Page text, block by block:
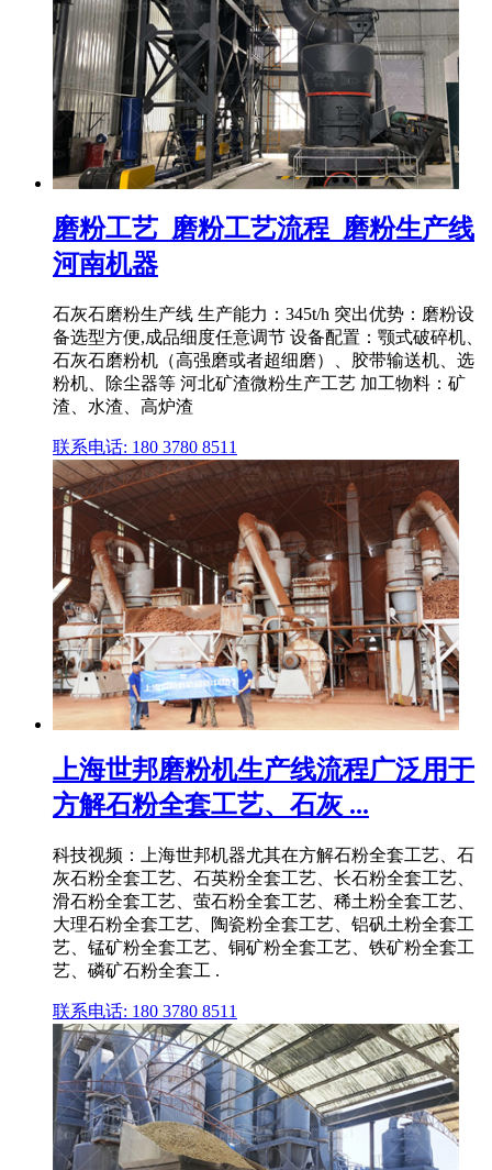
磨粉工艺_磨粉工艺流程_磨粉生产线
河南机器
石灰石磨粉生产线 生产能力：345t/h 突出优势：磨粉设
备选型方便,成品细度任意调节 设备配置：颚式破碎机、
石灰石磨粉机（高强磨或者超细磨）、胶带输送机、选
粉机、除尘器等 河北矿渣微粉生产工艺 加工物料：矿
渣、水渣、高炉渣
联系电话: 180 3780 8511
上海世邦磨粉机生产线流程广泛用于
方解石粉全套工艺、石灰 ...
科技视频：上海世邦机器尤其在方解石粉全套工艺、石
灰石粉全套工艺、石英粉全套工艺、长石粉全套工艺、
滑石粉全套工艺、萤石粉全套工艺、稀土粉全套工艺、
大理石粉全套工艺、陶瓷粉全套工艺、铝矾土粉全套工
艺、锰矿粉全套工艺、铜矿粉全套工艺、铁矿粉全套工
艺、磷矿石粉全套工 .
联系电话: 180 3780 8511